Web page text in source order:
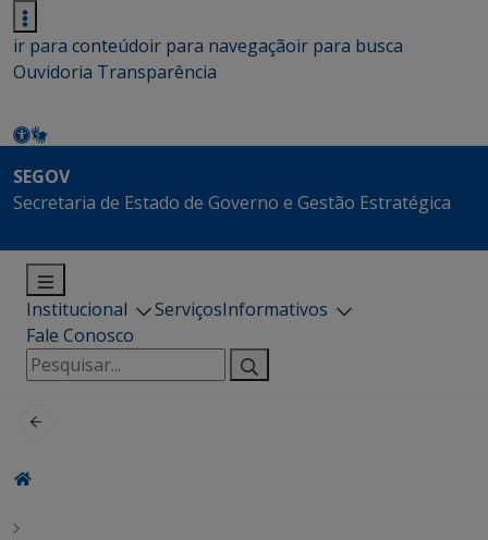
ir para conteúdoir para navegaçãoir para busca
Ouvidoria Transparência
SEGOV
Secretaria de Estado de Governo e Gestão Estratégica
Institucional ServiçosInformativos
Fale Conosco
Pesquisar
por: